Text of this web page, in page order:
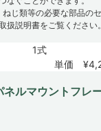
じ類等の必要な部品のセ
説明書をご覧ください。
1式
単価
ネルマウントフレ